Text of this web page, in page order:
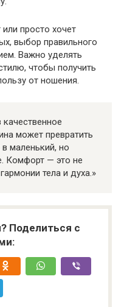
или просто хочет
выбор правильного
Важно уделять
чтобы получить
от ношения.
качественное
может превратить
маленький, но
Комфорт — это не
тела и духа.»
Поделиться с